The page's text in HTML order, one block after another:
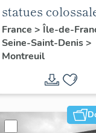
statues
discobole, le
tennisman
France > Île-de-
Seine-Saint-Denis>
Montreuil